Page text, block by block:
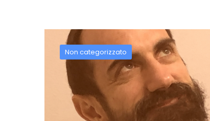
Non categorizzato